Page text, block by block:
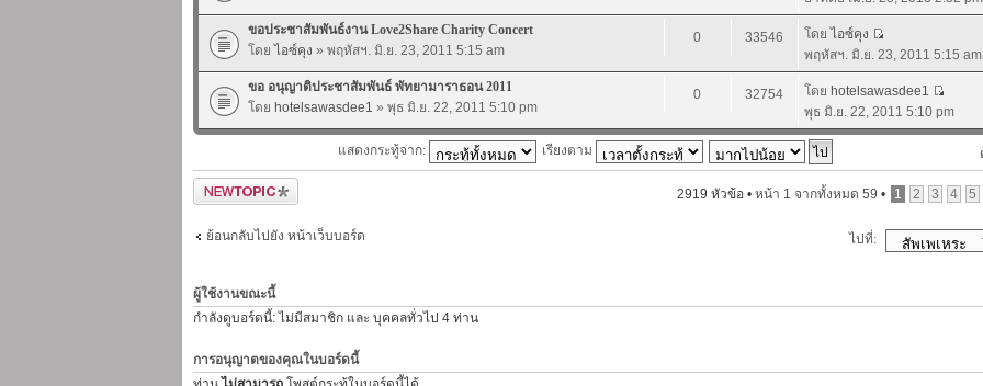
ขอประชาสัมพันธ์งาน Love2Share Charity Concert
โดย ไอซ์คุง » พฤหัสฯ. มิ.ย. 23, 2011 5:15 am
0 33546 โดย ไอซ์คุง
พฤหัสฯ. มิ.ย. 23, 2011 5:15 am
ขอ อนุญาติประชาสัมพันธ์ พัทยามาราธอน 2011
โดย hotelsawasdee1 » พุธ มิ.ย. 22, 2011 5:10 pm
0 32754 โดย hotelsawasdee1
พุธ มิ.ย. 22, 2011 5:10 pm
แสดงกระทู้จาก: เรียงตาม
ตั้งกระทู้ใหม่ 2919 หัวข้อ • หน้า 1 จากทั้งหมด 59 • 1 2 3 4 5
ย้อนกลับไปยัง หน้าเว็บบอร์ด ไปที่:
ผู้ใช้งานขณะนี้
กำลังดูบอร์ดนี้: ไม่มีสมาชิก และ บุคคลทั่วไป 4 ท่าน
การอนุญาตของคุณในบอร์ดนี้